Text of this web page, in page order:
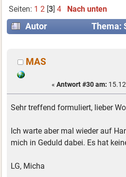
Seiten: 1 2[3] 4 Nach unten
Autor
Thema:
MAS
« Antwort #30 am:
Sehr treffend formuliert, lieber
Ich warte aber mal wieder auf
mich in Geduld dabei. Es hat
LG, Micha